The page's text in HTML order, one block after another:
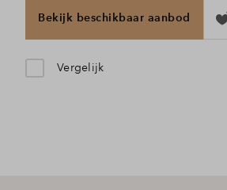
trapkast, de badkamer, woonkamer
woonkamer heeft openslaande
leefruimte lekker licht. Hier vind je
douche en wastafel, en suite. Koude
Bekijk beschikbaar aanbod
Vergelijk